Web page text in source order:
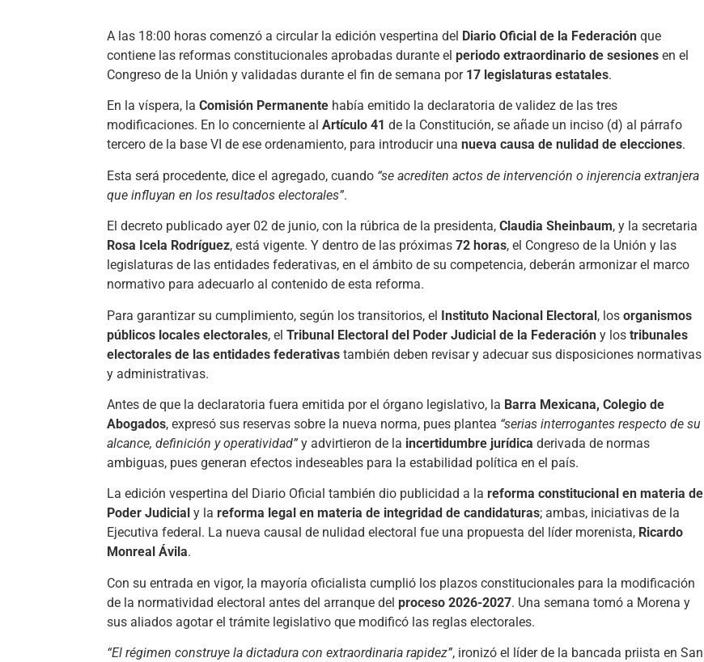
A las 18:00 horas comenzó a circular la edición vespertina del Diario Oficial de la Federación que
contiene las reformas constitucionales aprobadas durante el periodo extraordinario de sesiones en el
Congreso de la Unión y validadas durante el fin de semana por 17 legislaturas estatales.
En la víspera, la Comisión Permanente había emitido la declaratoria de validez de las tres
modificaciones. En lo concerniente al Artículo 41 de la Constitución, se añade un inciso (d) al párrafo
tercero de la base VI de ese ordenamiento, para introducir una nueva causa de nulidad de elecciones.
Esta será procedente, dice el agregado, cuando “se acrediten actos de intervención o injerencia extranjera
que influyan en los resultados electorales”.
El decreto publicado ayer 02 de junio, con la rúbrica de la presidenta, Claudia Sheinbaum, y la secretaria
Rosa Icela Rodríguez, está vigente. Y dentro de las próximas 72 horas, el Congreso de la Unión y las
legislaturas de las entidades federativas, en el ámbito de su competencia, deberán armonizar el marco
normativo para adecuarlo al contenido de esta reforma.
Para garantizar su cumplimiento, según los transitorios, el Instituto Nacional Electoral, los organismos
públicos locales electorales, el Tribunal Electoral del Poder Judicial de la Federación y los tribunales
electorales de las entidades federativas también deben revisar y adecuar sus disposiciones normativas
y administrativas.
Antes de que la declaratoria fuera emitida por el órgano legislativo, la Barra Mexicana, Colegio de
Abogados, expresó sus reservas sobre la nueva norma, pues plantea “serias interrogantes respecto de su
alcance, definición y operatividad” y advirtieron de la incertidumbre jurídica derivada de normas
ambiguas, pues generan efectos indeseables para la estabilidad política en el país.
La edición vespertina del Diario Oficial también dio publicidad a la reforma constitucional en materia de
Poder Judicial y la reforma legal en materia de integridad de candidaturas; ambas, iniciativas de la
Ejecutiva federal. La nueva causal de nulidad electoral fue una propuesta del líder morenista, Ricardo
Monreal Ávila.
Con su entrada en vigor, la mayoría oficialista cumplió los plazos constitucionales para la modificación
de la normatividad electoral antes del arranque del proceso 2026-2027. Una semana tomó a Morena y
sus aliados agotar el trámite legislativo que modificó las reglas electorales.
“El régimen construye la dictadura con extraordinaria rapidez”, ironizó el líder de la bancada priista en San